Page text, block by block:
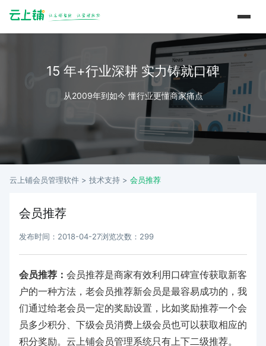
15 年+行业深耕 实力铸就口碑
从2009年到如今 懂行业更懂商家痛点
云上铺会员管理软件 > 技术支持 > 会员推荐
会员推荐
发布时间：2018-04-27浏览次数：299
会员推荐： 会员推荐是商家有效利用口碑宣传获取新客
户的一种方法，老会员推荐新会员是最容易成功的，我
们通过给老会员一定的奖励设置，比如奖励推荐一个会
员多少积分、下级会员消费上级会员也可以获取相应的
积分奖励。云上铺会员管理系统只有上下二级推荐。